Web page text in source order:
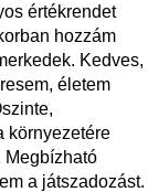
értékrendet
hozzám
Kedves,
életem
környezetére
Megbízható
a játszadozást.